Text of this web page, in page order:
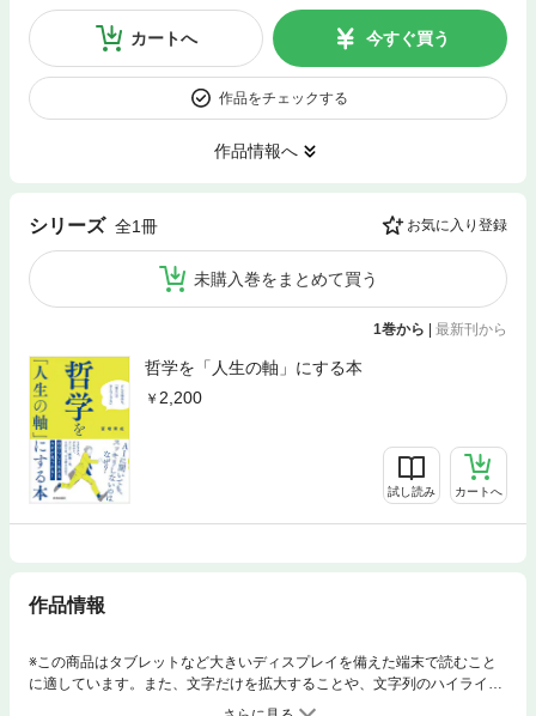
カートへ 今すぐ買う
作品をチェックする
作品情報へ
シリーズ 全1冊 お気に入り登録
未購入巻をまとめて買う
1巻から | 最新刊から
哲学を「人生の軸」にする本
2,200
試し読み カートへ
作品情報
※この商品はタブレットなど大きいディスプレイを備えた端末で読むこと
に適しています。また、文字だけを拡大することや、文字列のハイライ
ト、検索、辞書の参照、引用などの機能が使用できません。AI時代にあっ